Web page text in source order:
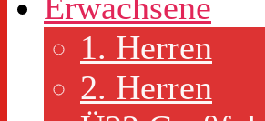
1. Herren
2. Herren